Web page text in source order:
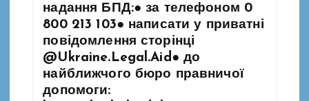
надання БПД:● за телефоном 0
800 213 103● написати у приватні
повідомлення сторінці
@Ukraine.Legal.Aid● до
найближчого бюро правничої
допомоги: